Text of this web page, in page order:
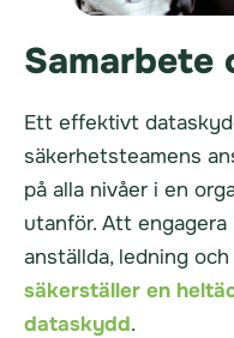
Samarbete
Ett effektivt
säkerhetsteamens
på alla nivåer i en
utanför. Att
anställda, ledning och
säkerställer en
dataskydd.